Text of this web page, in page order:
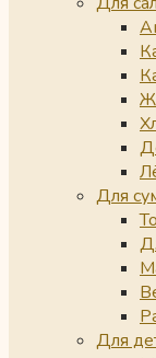
Для
Для